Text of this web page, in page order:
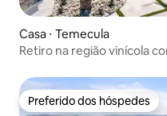
Casa ⋅ Temecula
Retiro na região vinícola
Preferido dos hóspedes
Preferido dos hóspedes